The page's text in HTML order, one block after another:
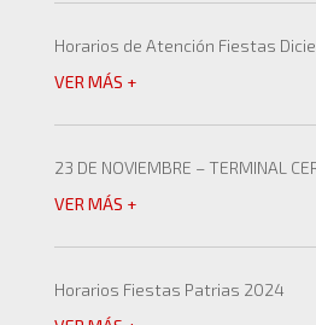
Horarios de Atención Fiestas
VER MÁS +
23 DE NOVIEMBRE – TERMINAL
VER MÁS +
Horarios Fiestas Patrias 2024